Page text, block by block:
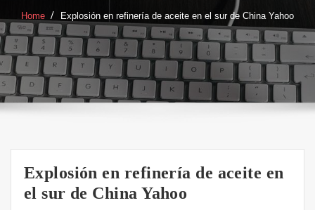
Home Explosión en refinería de aceite en el sur de China Yahoo
Explosión en refinería de aceite en
el sur de China Yahoo